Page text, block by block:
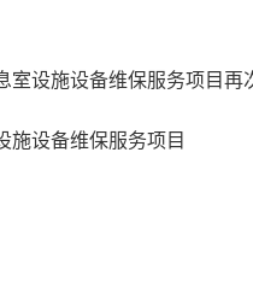
室设施设备维保服务项目再
施设备维保服务项目